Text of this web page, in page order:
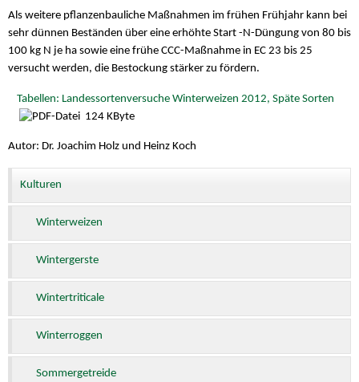
Als weitere pflanzenbauliche Maßnahmen im frühen Frühjahr kann bei
sehr dünnen Beständen über eine erhöhte Start -N-Düngung von 80 bis
100 kg N je ha sowie eine frühe CCC-Maßnahme in EC 23 bis 25
versucht werden, die Bestockung stärker zu fördern.
Tabellen: Landessortenversuche Winterweizen 2012, Späte Sorten
124 KByte
Autor: Dr. Joachim Holz und Heinz Koch
Kulturen
Winterweizen
Wintergerste
Wintertriticale
Winterroggen
Sommergetreide